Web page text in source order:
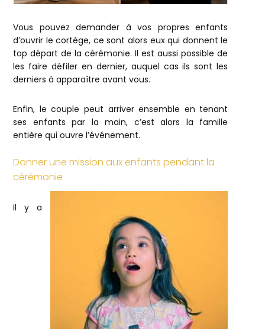
Vous pouvez demander à vos propres enfants
d’ouvrir le cortège, ce sont alors eux qui donnent le
top départ de la cérémonie. Il est aussi possible de
les faire défiler en dernier, auquel cas ils sont les
derniers à apparaître avant vous.
Enfin, le couple peut arriver ensemble en tenant
ses enfants par la main, c’est alors la famille
entière qui ouvre l’événement.
Donner une mission aux enfants pendant la
cérémonie
Il y a